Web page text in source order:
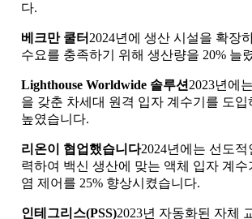
다.
베크만 쿨터 2024년에 생산 시설을 확장
수요를 충족하기 위해 생산량을 20% 늘
Lighthouse Worldwide 솔루션 2023년에
을 갖춘 차세대 원격 입자 계수기를 도입
높였습니다.
리온이 협업했습니다2024년에는 선도
력하여 백신 생산에 맞는 액체 입자 계수
염 제어를 25% 향상시켰습니다.
인테그리스(PSS)2023년 자동화된 자체